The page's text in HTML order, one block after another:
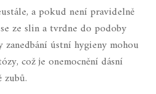
a pokud není pravidelně
ze slin a tvrdne do podoby
ústní hygieny mohou
což je onemocnění dásní